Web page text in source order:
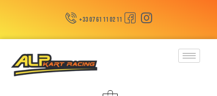
+33 07 61 11 02 11